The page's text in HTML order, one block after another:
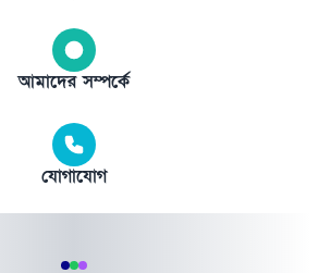
আমাদের সম্পর্কে
যোগাযোগ